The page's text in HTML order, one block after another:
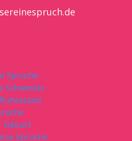
Sprüche
Schwester
Geburt
Sprüche